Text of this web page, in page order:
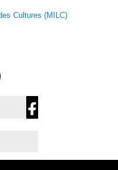
Cultures (MILC)